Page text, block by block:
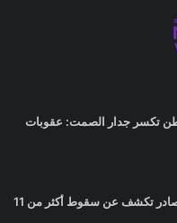
تكسر جدار الصمت: عقوبات
مجزرة في الجنوب: مصادر تكشف عن سقوط أكثر من 11